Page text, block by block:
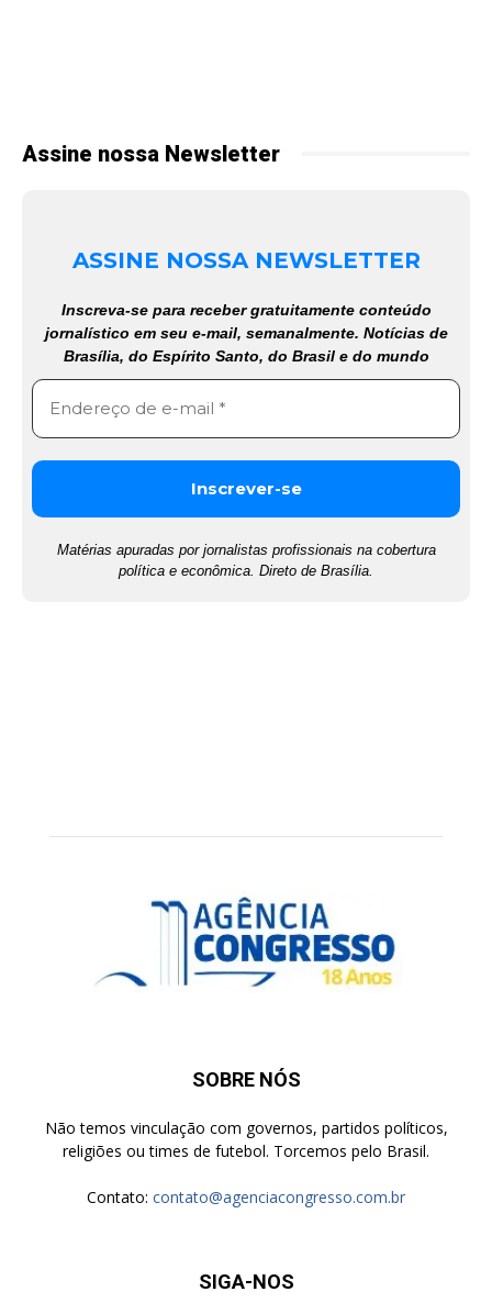
Assine nossa Newsletter
ASSINE NOSSA NEWSLETTER
Inscreva-se para receber gratuitamente conteúdo
jornalístico em seu e-mail, semanalmente. Notícias de
Brasília, do Espírito Santo, do Brasil e do mundo
Matérias apuradas por jornalistas profissionais na cobertura
política e econômica. Direto de Brasília.
SOBRE NÓS
Não temos vinculação com governos, partidos políticos,
religiões ou times de futebol. Torcemos pelo Brasil.
Contato: contato@agenciacongresso.com.br
SIGA-NOS